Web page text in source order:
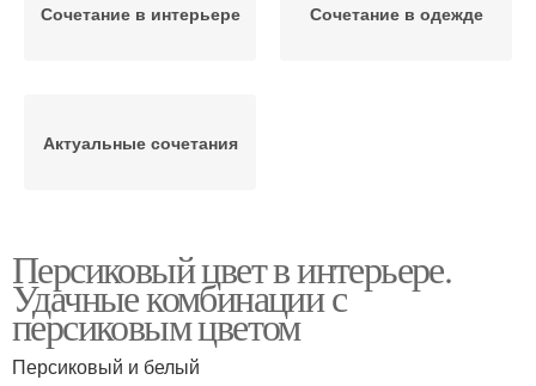
Сочетание в интерьере Сочетание в одежде
Актуальные сочетания
Персиковый цвет в интерьере.
Удачные комбинации с
персиковым цветом
Персиковый и белый